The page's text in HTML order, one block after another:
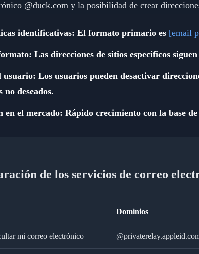
@duck.com y la posibilidad de crear
identificativas: El formato primario es [email
Las direcciones de sitios específicos
Los usuarios pueden desactivar
no deseados.
en el mercado: Rápido crecimiento con la base
de los servicios de correo
Dominios
mi correo electrónico